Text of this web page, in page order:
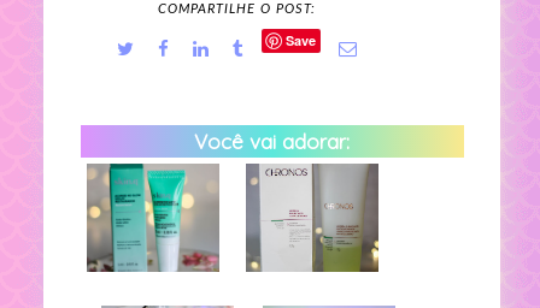
COMPARTILHE O POST:
Save
Você vai adorar: